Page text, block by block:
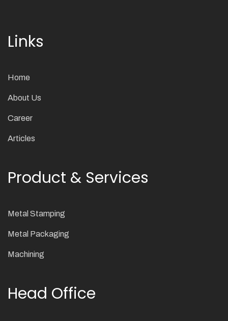
Links
Home
About Us
Career
Articles
Product & Services
Metal Stamping
Metal Packaging
Machining
Head Office